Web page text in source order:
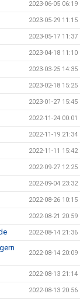
2023-06-05 06:19
2023-05-29 11:15
2023-05-17 11:37
2023-04-18 11:10
2023-03-25 14:35
2023-02-18 15:25
2023-01-27 15:45
2022-11-24 00:01
2022-11-19 21:34
2022-11-11 15:42
2022-09-27 12:25
2022-09-04 23:32
2022-08-26 10:15
2022-08-21 20:59
2022-08-14 21:36
2022-08-14 20:09
2022-08-13 21:14
2022-08-13 20:56